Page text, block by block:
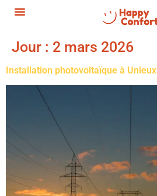
Jour : 2 mars 2026
Installation photovoltaïque à Unieux